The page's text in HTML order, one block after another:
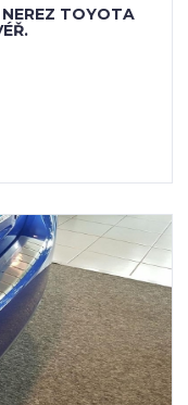
TOYOTA